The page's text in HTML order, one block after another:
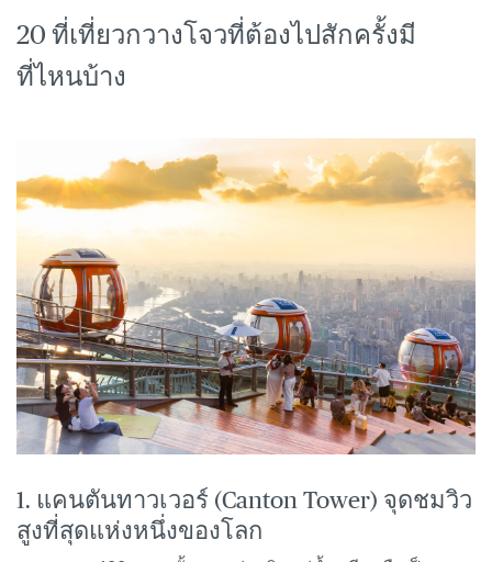
20 ที่เที่ยวกวางโจวที่ต้องไปสักครั้งมี
ที่ไหนบ้าง
1. แคนตันทาวเวอร์ (Canton Tower) จุดชมวิว
สูงที่สุดแห่งหนึ่งของโลก